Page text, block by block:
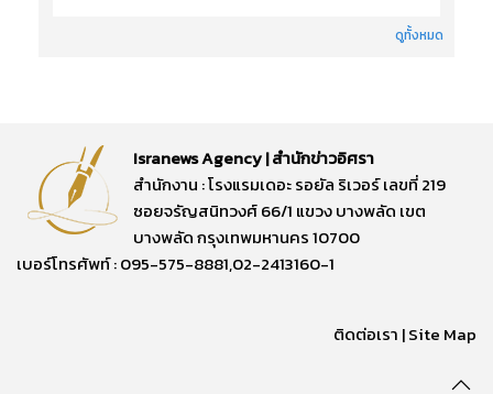
ดูทั้งหมด
Isranews Agency | สำนักข่าวอิศรา
สำนักงาน : โรงแรมเดอะ รอยัล ริเวอร์ เลขที่ 219
ซอยจรัญสนิทวงศ์ 66/1 แขวง บางพลัด เขต
บางพลัด กรุงเทพมหานคร 10700
เบอร์โทรศัพท์ : 095-575-8881,02-2413160-1
ติดต่อเรา |Site Map